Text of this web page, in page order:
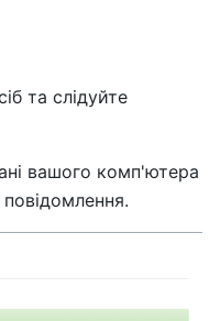
та слідуйте
вашого комп'ютера